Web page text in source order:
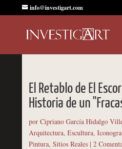
info@investigart.com
El Retablo de El
Historia de un
por Cipriano García Hidalgo
Arquitectura, Escultura,
Pintura, Sitios Reales| 2